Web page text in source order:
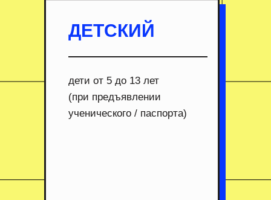
дети от 5 до 13 лет
(при предъявлении
ученического / паспорта)
ДЕТСКИЙ